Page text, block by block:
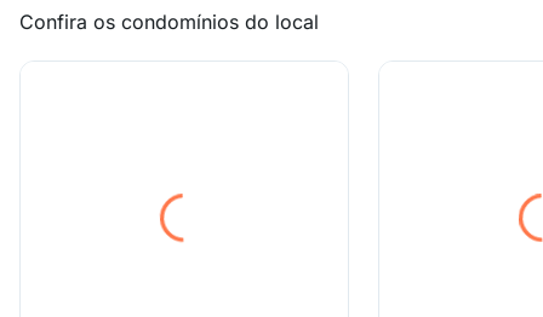
Confira os condomínios do local